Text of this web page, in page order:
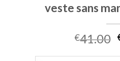
veste sans
€41.00